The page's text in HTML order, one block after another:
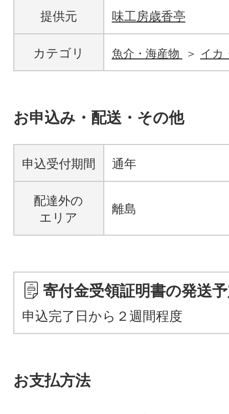
提供元 味工房歳香亭
カテゴリ 魚介・海産物 イカ
お申込み・配送・その他
申込受付期間 通年
配達外の
エリア
離島
寄付金受領証明書の発送
申込完了日から２週間程度
お支払方法